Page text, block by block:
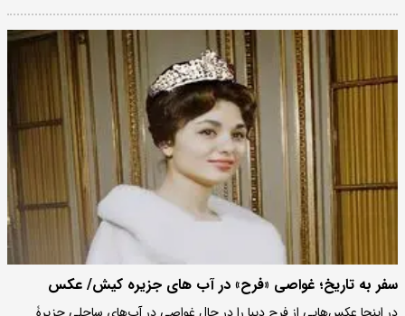
سفر به تاریخ؛ غواصی «فرح» در آب های جزیره کیش/ عکس
در اینجا عکس‌هایی از فرح دیبا را در حال غواصی در آب‌های ساحلی جزیرۀ